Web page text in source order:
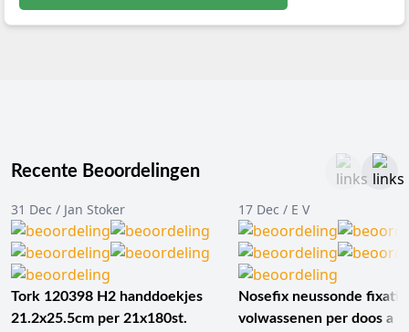
Recente Beoordelingen
31 Dec / Jan Stoker
Tork 120398 H2 handdoekjes
21.2x25.5cm per 21x180st.
17 Dec / E V
Nosefix neussonde
volwassenen per doos a